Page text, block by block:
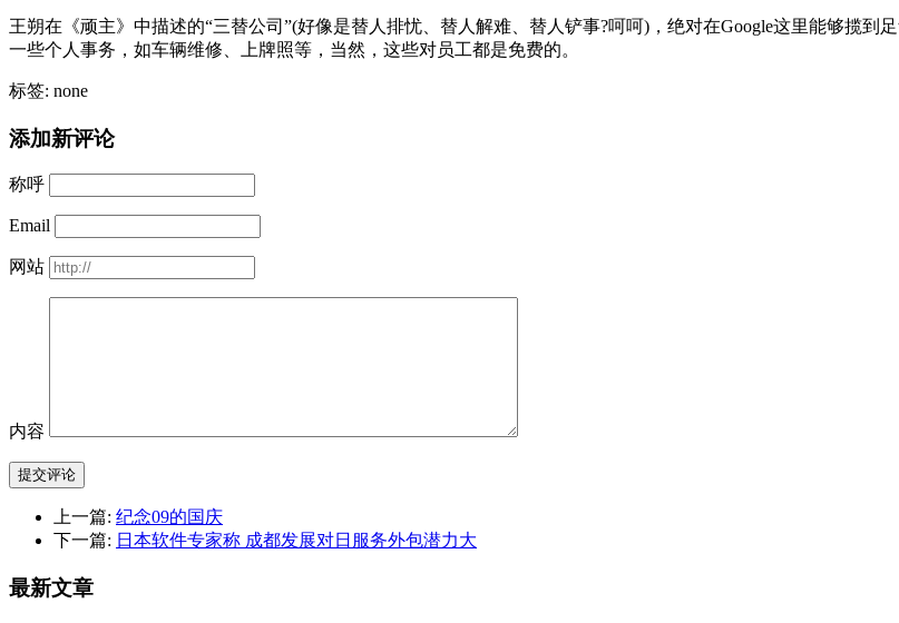
王朔在《顽主》中描述的“三替公司”(好像是替人排忧、替人解难、替人铲事?呵呵)，绝对在Google这里能够揽到
一些个人事务，如车辆维修、上牌照等，当然，这些对员工都是免费的。
标签: none
添加新评论
称呼
Email
网站
内容
提交评论
上一篇: 纪念09的国庆
下一篇: 日本软件专家称 成都发展对日服务外包潜力大
最新文章